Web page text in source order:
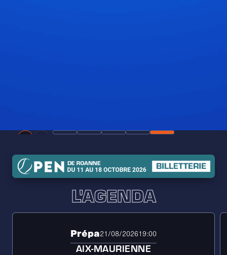
L'AGENDA
Prépa21/08/202619:00
AIX-MAURIENNE